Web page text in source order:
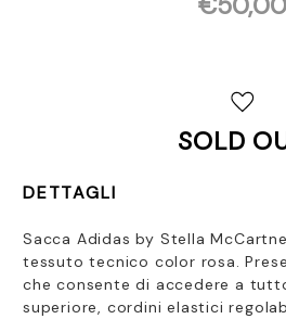
SOLD
DETTAGLI
Sacca Adidas by Stella
tessuto tecnico color rosa.
che consente di accedere a
superiore, cordini elastici